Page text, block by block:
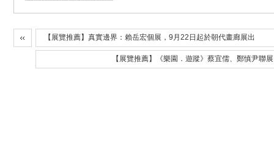
【展覽推薦】真實邊界：賴岳宏個展，9月22日起於朝代畫廊展出
【展覽推薦】《樂園．遊蹤》蔡宜儒、鄭慎尹聯